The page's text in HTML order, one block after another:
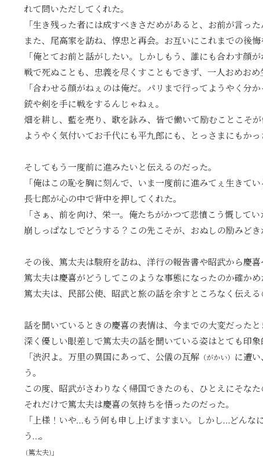
れて問いただしてくれた。
「生き残った者には成すべきさだめがあると、お前が言った
また、尾高家を訪ね、惇忠と再会。お互いにこれまでの後悔
「俺とてお前と話がしたい。しかしもう、誰にも合わす顔が
戦で死ぬことも、忠義を尽くすこともできず、一人おめおめ
「合わせる顔がねぇのは俺だ。パリまで行ってようやく分か
銃や剣を手に戦をするんじゃねぇ。
畑を耕し、藍を売り、歌を詠み、皆で働いて励むことこそが
ようやく気付いてお千代にも平九郎にも、とっさまにもかっ
そしてもう一度前に進みたいと伝えるのだった。
「俺はこの恥を胸に刻んで、いま一度前に進みてぇ生きてい
長七郎が心の中で背中を押してくれた。
「さぁ、前を向け、栄一。俺たちがかつて悲憤こう慨してい
崩しっぱなしでどうする？この先こそが、おぬしの励みどき
その後、篤太夫は駿府を訪ね、洋行の報告書や昭武から慶喜
篤太夫は慶喜がどうしてこのような事態になったのか確かめ
篤太夫は、民部公使、昭武と旅の話を余すところなく伝える
話を聞いているときの慶喜の表情は、今までの大変だった
深く優しい眼差しで篤太夫の話を聞いている姿はとても印象
「渋沢よ。万里の異国にあって、公儀の瓦解 （がかい）
に遭
う。
この度、昭武がさわりなく帰国できたのも、ひとえにそなた
それだけで篤太夫は慶喜の気持ちを悟ったのだった。
「上様！いや…もう何も申し上げますまい。しかし…どんな
う…。
(篤太夫)」